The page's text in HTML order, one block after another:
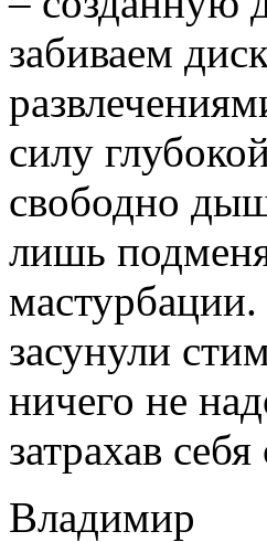
забиваем
силу
свободно
лишь
засунули
ничего не
затрахав
Владимир